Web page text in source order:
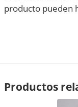
producto pueden
Productos